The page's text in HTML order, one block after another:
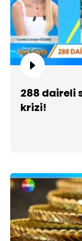
288 daireli
krizi!